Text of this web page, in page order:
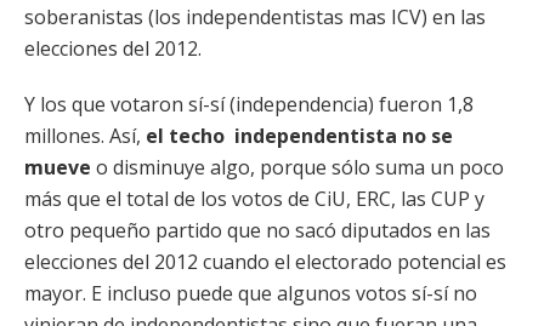
soberanistas (los independentistas mas ICV) en las
elecciones del 2012.
Y los que votaron sí-sí (independencia) fueron 1,8
millones. Así, el techo independentista no se
mueve o disminuye algo, porque sólo suma un poco
más que el total de los votos de CiU, ERC, las CUP y
otro pequeño partido que no sacó diputados en las
elecciones del 2012 cuando el electorado potencial es
mayor. E incluso puede que algunos votos sí-sí no